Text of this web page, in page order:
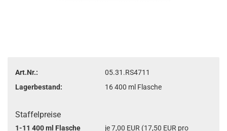
Art.Nr.:
05.31.RS4711
Lagerbestand:
16400 ml Flasche
Staffelpreise
1-11 400 ml Flasche
je 7,00 EUR (17,50 EUR pro